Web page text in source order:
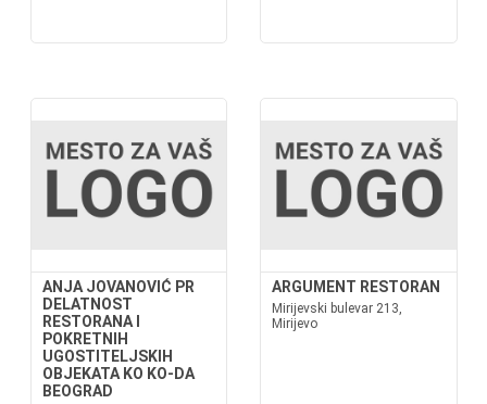
ANJA JOVANOVIĆ PR
DELATNOST
RESTORANA I
POKRETNIH
UGOSTITELJSKIH
OBJEKATA KO KO-DA
BEOGRAD
ARGUMENT RESTORAN
Mirijevski bulevar 213,
Mirijevo